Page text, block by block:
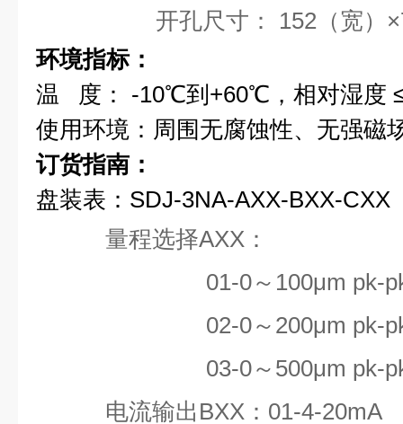
开孔尺寸： 152（宽）
环境指标：
温 度： -10℃到+60℃ ，相对湿度
使用环境： 周围无腐蚀性、无强磁
订货指南：
盘装表：SDJ-3NA-AXX-BXX-CXX
量程选择AXX：
01-0～100μm pk-
02-0～200μm pk-
03-0～500μm pk-
电流输出BXX：01-4-20mA